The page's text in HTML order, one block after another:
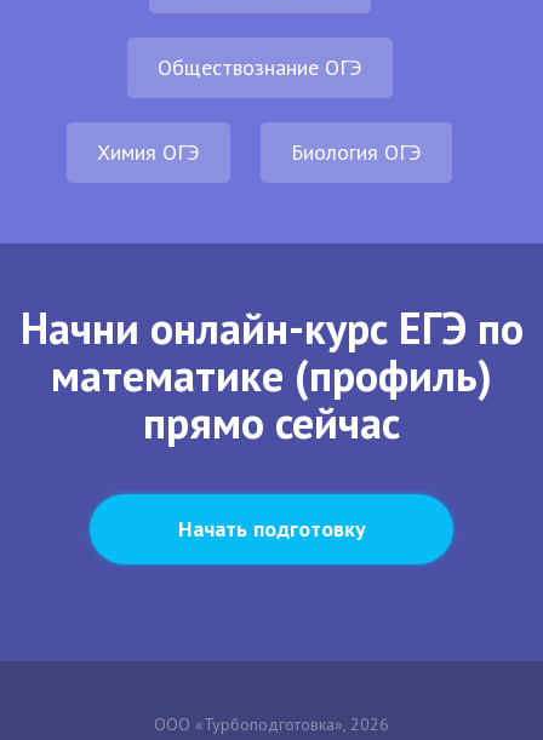
Обществознание ОГЭ
Химия ОГЭ Биология ОГЭ
Начни онлайн-курс ЕГЭ по
математике (профиль)
прямо сейчас
Начать подготовку
ООО «Турбоподготовка», 2026